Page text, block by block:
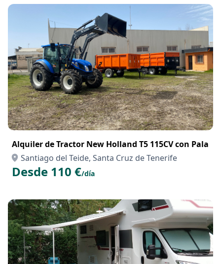
Alquiler de Tractor New Holland T5 115CV con Pala
Santiago del Teide, Santa Cruz de Tenerife
Desde 110 €/día